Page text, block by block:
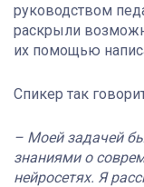
руководством
раскрыли
их помощью
Спикер так
– Моей задачей
знаниями о
нейросетях. Я